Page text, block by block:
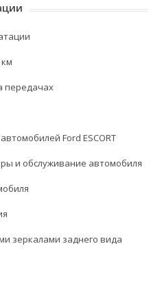
передачах
Ford ESCORT
и обслуживание автомобиля
зеркалами заднего вида